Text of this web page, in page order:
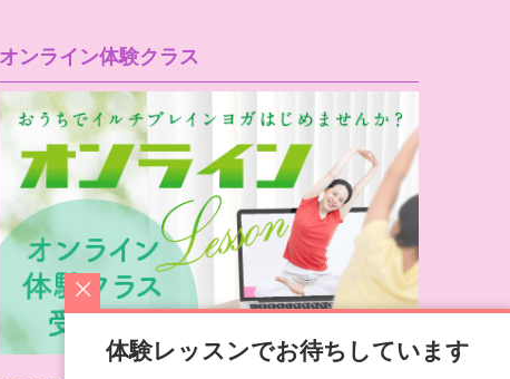
オンライン体験クラス
体験レッスンでお待ちしています